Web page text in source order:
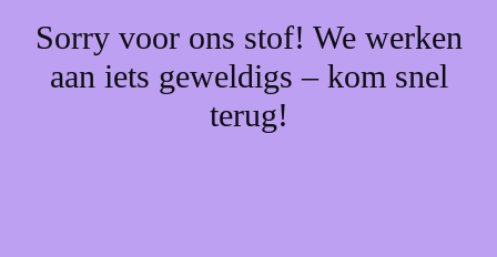
Sorry voor ons stof! We werken
aan iets geweldigs – kom snel
terug!